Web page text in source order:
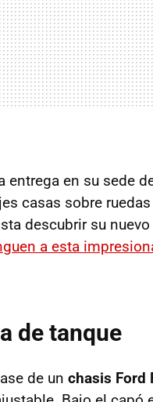
en su sede
casas sobre
descubrir su nuevo
a esta
de tanque
de un chasis Ford